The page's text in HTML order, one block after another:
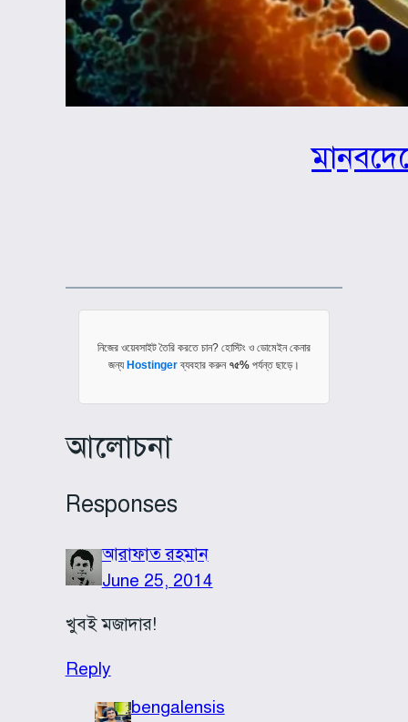
নিজের ওয়েবসাইট তৈরি করতে চান? হোস্টিং ও ডোমেইন কেনার
জন্যHostingerব্যবহার করুন ৭৫% পর্যন্ত ছাড়ে।
আলোচনা
Responses
আরাফাত রহমান
June 25, 2014
খুবই মজাদার!
Reply
bengalensis